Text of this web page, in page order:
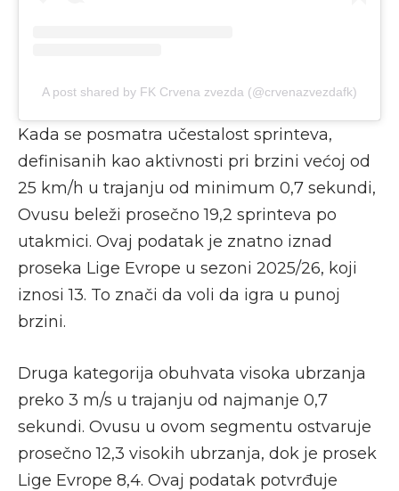
A post shared by FK Crvena zvezda (@crvenazvezdafk)
Kada se posmatra učestalost sprinteva,
definisanih kao aktivnosti pri brzini većoj od
25 km/h u trajanju od minimum 0,7 sekundi,
Ovusu beleži prosečno 19,2 sprinteva po
utakmici. Ovaj podatak je znatno iznad
proseka Lige Evrope u sezoni 2025/26, koji
iznosi 13. To znači da voli da igra u punoj
brzini.
Druga kategorija obuhvata visoka ubrzanja
preko 3 m/s u trajanju od najmanje 0,7
sekundi. Ovusu u ovom segmentu ostvaruje
prosečno 12,3 visokih ubrzanja, dok je prosek
Lige Evrope 8,4. Ovaj podatak potvrđuje